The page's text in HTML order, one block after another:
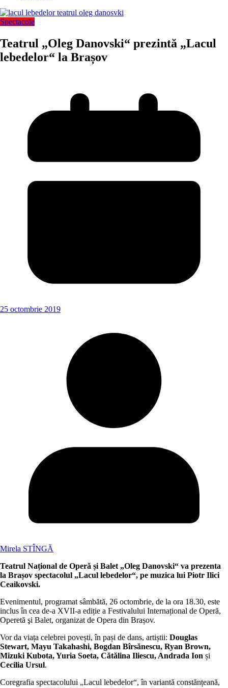
Spectacole
Teatrul „Oleg Danovski“ prezintă „Lacul
lebedelor“ la Brașov
25 octombrie 2019
Mirela STÎNGĂ
Teatrul Național de Operă și Balet „Oleg Danovski“ va prezenta
la Brașov spectacolul „Lacul lebedelor“, pe muzica lui Piotr Ilici
Ceaikovski.
Evenimentul, programat sâmbătă, 26 octombrie, de la ora 18.30, este
inclus în cea de-a XVII-a ediție a Festivalului Internațional de Operă,
Operetă şi Balet, organizat de Opera din Brașov.
Vor da viața celebrei povești, în pași de dans, artiștii: Douglas
Stewart, Mayu Takahashi, Bogdan Bîrsănescu, Ryan Brown,
Mizuki Kubota, Yuria Soeta, Cătălina Iliescu, Andrada Ion și
Cecilia Ursul.
Coregrafia spectacolului „Lacul lebedelor“, în variantă constănțeană,